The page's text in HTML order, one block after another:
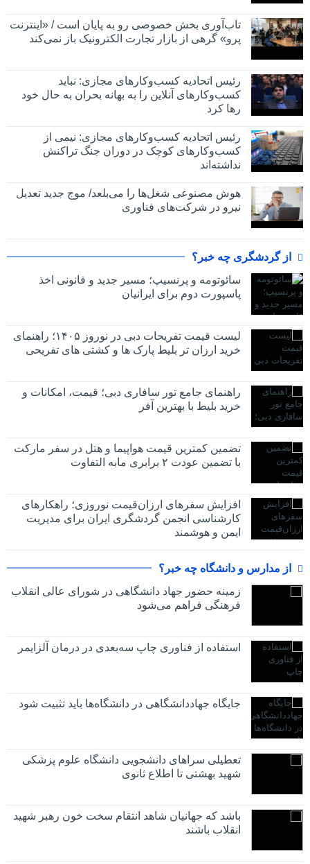
تاب‌آوری بخش خصوصی رو به پایان است / «اینترنت
پرو» گرهی از بازار تجارت الکترونیک باز نمی‌کند
رئیس اتحادیه کسب‌وکارهای مجازی: نباید
کسب‌وکارهای آنلاین را به بهانه بحران به حال خود
رها کرد
رئیس اتحادیه کسب‌وکارهای مجازی: نیمی از
کسب‌وکارهای کوچک در دوران جنگ‌ تراکنش
نداشته‌اند
هوش مصنوعی شغل‌ها را می‌بلعد/ موج جدید تعدیل
نیرو در شرکت‌های فناوری
از گردشگری چه خبر؟
سائوتومه و پرنسیپ؛ مسیر جدید و قانونی اخذ
پاسپورت دوم برای ایرانیان
لیست قیمت تفریحات دبی در نوروز ۱۴۰۵؛ راهنمای
خرید ارزان تر بلیط پارک ها و کشتی های تفریحی
راهنمای جامع تور سافاری دبی؛ قیمت، امکانات و
خرید بلیط با بهترین آفر
تضمین کمترین قیمت هواپیما و هتل در سفر مارکت
با تضمین عودت ۲ برابری مابه التفاوت
افزایش سفرهای ارزان‌قیمت نوروزی؛ راهکارهای
کارشناسی انجمن گردشگری ایران برای مدیریت
ایمن و هوشمند
از مدارس و دانشگاه چه خبر؟
زمینه حضور جهاد دانشگاهی در شورای عالی انقلاب
فرهنگی فراهم می‌شود
استفاده از فناوری چاپ سه‌بعدی در درمان آلزایمر
جایگاه جهاددانشگاهی در دانشگاه‌ها باید تثبیت شود
تعطیلی سراهای دانشجویی دانشگاه علوم پزشکی
شهید بهشتی تا اطلاع ثانوی
باشد که جهانیان شاهد انتقام سخت خون رهبر شهید
انقلاب باشند